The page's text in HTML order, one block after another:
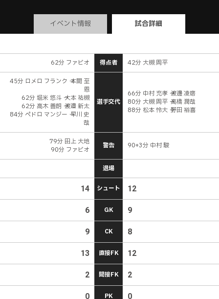
イベント情報 試合詳細
62分 ファビオ 得点者 42分 大槻 周平
45分 ロメロ フランク → 本間 至
恩
62分 堀米 悠斗 → 大本 祐槻
62分 高木 善朗 → 渡邉 新太
84分 ペドロ マンジー → 早川 史
哉
選手交代
66分 中村 充孝 → 渡邊 凌磨
80分 大槻 周平 → 高橋 潤哉
88分 松本 怜大 → 野田 裕喜
79分 田上 大地
90分 ファビオ
警告 90+3分 中村 駿
退場
14 シュート 12
6 GK 9
9 CK 8
13 直接FK 12
2 間接FK 2
0 PK 0